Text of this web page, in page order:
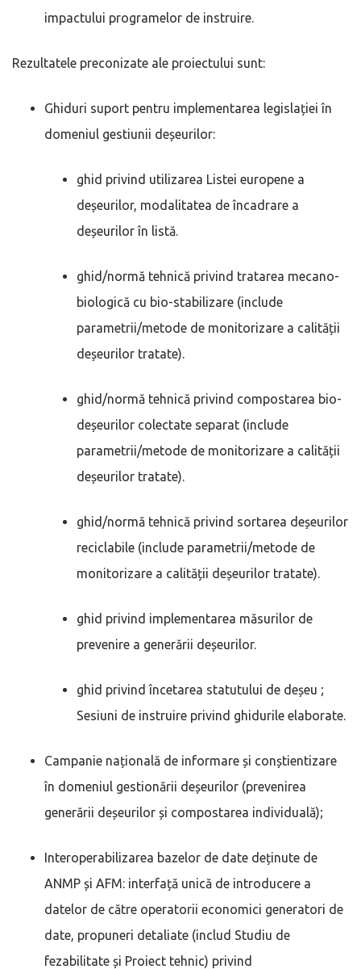
impactului programelor de instruire.
Rezultatele preconizate ale proiectului sunt:
Ghiduri suport pentru implementarea legislației în
domeniul gestiunii deșeurilor:
ghid privind utilizarea Listei europene a
deșeurilor, modalitatea de încadrare a
deșeurilor în listă.
ghid/normă tehnică privind tratarea mecano-
biologică cu bio-stabilizare (include
parametrii/metode de monitorizare a calității
deșeurilor tratate).
ghid/normă tehnică privind compostarea bio-
deșeurilor colectate separat (include
parametrii/metode de monitorizare a calității
deșeurilor tratate).
ghid/normă tehnică privind sortarea deșeurilor
reciclabile (include parametrii/metode de
monitorizare a calității deșeurilor tratate).
ghid privind implementarea măsurilor de
prevenire a generării deșeurilor.
ghid privind încetarea statutului de deșeu ;
Sesiuni de instruire privind ghidurile elaborate.
Campanie națională de informare și conștientizare
în domeniul gestionării deșeurilor (prevenirea
generării deșeurilor și compostarea individuală);
Interoperabilizarea bazelor de date deținute de
ANMP și AFM: interfață unică de introducere a
datelor de către operatorii economici generatori de
date, propuneri detaliate (includ Studiu de
fezabilitate și Proiect tehnic) privind